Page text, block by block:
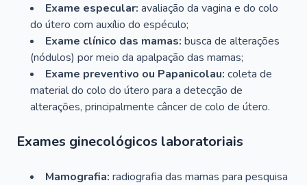
Exame especular: avaliação da vagina e do colo
do útero com auxílio do espéculo;
Exame clínico das mamas: busca de alterações
(nódulos) por meio da apalpação das mamas;
Exame preventivo ou Papanicolau: coleta de
material do colo do útero para a detecção de
alterações, principalmente câncer de colo de útero.
Exames ginecológicos laboratoriais
Mamografia: radiografia das mamas para pesquisa